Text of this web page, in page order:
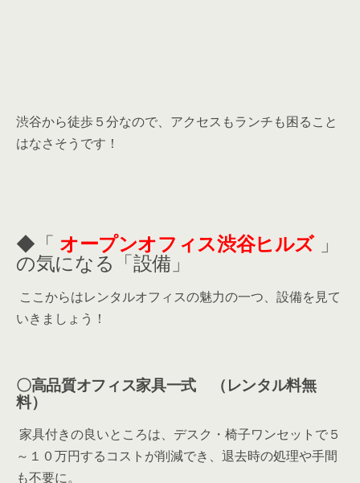
渋谷から徒歩５分なので、アクセスもランチも困ること
はなさそうです！
◆「 オープンオフィス渋谷ヒルズ 」
の気になる「設備」
ここからはレンタルオフィスの魅力の一つ、設備を見て
いきましょう！
〇高品質オフィス家具一式 （レンタル料無
料）
家具付きの良いところは、デスク・椅子ワンセットで５
～１０万円するコストが削減でき、退去時の処理や手間
も不要に。